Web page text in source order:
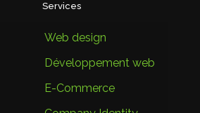
Services
Web design
Développement web
E-Commerce